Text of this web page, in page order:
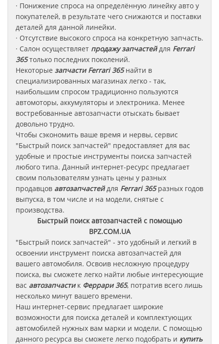
· Понижение спроса на определённую линейку авто у
покупателей, в результате чего снижаются и поставки
деталей для данной линейки.
· Отсутствие высокого спроса на конкретную запчасть.
· Салон осуществляет продажу запчастейдля Ferrari
365только последних поколений.
Некоторые запчасти Ferrari 365найти в
специализированных магазинах легко - так,
наибольшим спросом традиционно пользуются
автомоторы, аккумуляторы и электроника. Менее
востребованные автозапчасти отыскать бывает
довольно трудно.
Чтобы сэкономить ваше время и нервы, сервис
"Быстрый поиск запчастей" предоставляет для вас
удобные и простые инструменты поиска запчастей
любого типа. Данный интернет-ресурс предлагает
своим пользователям узнать цены у разных
продавцов автозапчастейдля Ferrari 365разных годов
выпуска, в том числе и на модели, снятые с
производства.
Быстрый поиск автозапчастей с помощью
BPZ.COM.UA
"Быстрый поиск запчастей" - это удобный и легкий в
освоении инструмент поиска автозапчастей для
вашего автомобиля. Освоив несложную процедуру
поиска, вы сможете легко найти любые интересующие
вас автозапчастик Феррари 365, потратив всего лишь
несколько минут вашего времени.
Наш интернет-сервис предлагает широкие
возможности для поиска деталей и комплектующих
автомобилей нужных вам марки и модели. С помощью
данного ресурса вы сможете легко подобрать и купить